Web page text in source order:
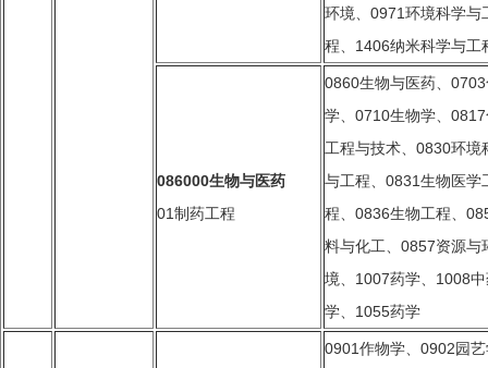
环境、0971环境科学与
程、1406纳米科学与工
086000生物与医药
01制药工程
0860生物与医药、
学、0710生物学 、0817
工程与技术、0830环境
与工程、0831生物医学
程、0836生物工程、
料与化工、0857资源与
境、1007药学、1008
学、1055药学
0901作物学 、0902园